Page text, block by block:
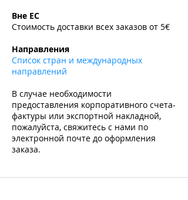
Вне ЕС
Стоимость доставки всех заказов от 5€
Направления
Список стран и международных
направлений
В случае необходимости
предоставления корпоративного счета-
фактуры или экспортной накладной,
пожалуйста, свяжитесь с нами по
электронной почте до оформления
заказа.